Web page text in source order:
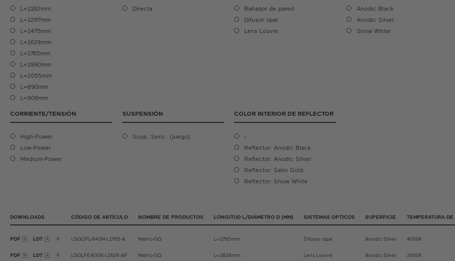
L=1182mm
L=1267mm
L=1475mm
L=1628mm
L=1765mm
L=1990mm
L=2055mm
L=890mm
L=906mm
Directa
Bañador de pared
Difusor opal
Lens Louvre
Anodic Black
Anodic Silver
Snow White
CORRIENTE/TENSIÓN
High-Power
Low-Power
Medium-Power
SUSPENSIÓN
Susp. Senc. (juego)
COLOR INTERIOR DE REFLECTOR
-
Reflector: Anodic Black
Reflector: Anodic Silver
Reflector: Satin Gold
Reflector: Snow White
DOWNLOADS CÓDIGO DE ARTÍCULO NOMBRE DE PRODUCTOS LONGITUD L/DIÁMETRO D (MM) SISTEMAS OPTICOS SUPERFICIE TEMPERATURA DE
PDF LDT LGQOFL-840M-L1765-A Matric-GQ L=1765mm Difusor opal Anodic Silver 4000K
PDF LDT LGQLFE-830E-L1628-AF Matric-GQ L=1628mm Lens Louvre Anodic Silver 3000K